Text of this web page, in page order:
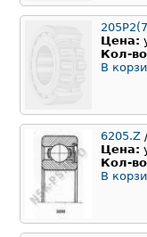
Цена:
Кол-
В
6205.Z
Цена:
Кол-
В